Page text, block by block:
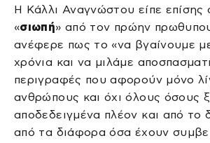
Η Κάλλι Αναγνώστου είπε επίσης
«σιωπή» από τον πρώην
ανέφερε πως το «να βγαίνουμε
χρόνια και να μιλάμε
περιγραφές που αφορούν μόνο
ανθρώπους και όχι όλους όσους
αποδεδειγμένα πλέον και από το
από τα διάφορα όσα έχουν